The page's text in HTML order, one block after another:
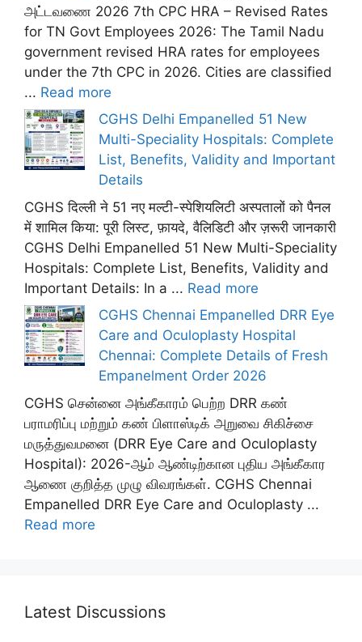
அட்டவணை 2026 7th CPC HRA – Revised Rates
for TN Govt Employees 2026: The Tamil Nadu
government revised HRA rates for employees
under the 7th CPC in 2026. Cities are classified
... Read more
CGHS Delhi Empanelled 51 New
Multi-Speciality Hospitals: Complete
List, Benefits, Validity and Important
Details
CGHS दिल्ली ने 51 नए मल्टी-स्पेशियलिटी अस्पतालों को पैनल
में शामिल किया: पूरी लिस्ट, फ़ायदे, वैलिडिटी और ज़रूरी जानकारी
CGHS Delhi Empanelled 51 New Multi-Speciality
Hospitals: Complete List, Benefits, Validity and
Important Details: In a ... Read more
CGHS Chennai Empanelled DRR Eye
Care and Oculoplasty Hospital
Chennai: Complete Details of Fresh
Empanelment Order 2026
CGHS சென்னை அங்கீகாரம் பெற்ற DRR கண்
பராமரிப்பு மற்றும் கண் பிளாஸ்டிக் அறுவை சிகிச்சை
மருத்துவமனை (DRR Eye Care and Oculoplasty
Hospital): 2026-ஆம் ஆண்டிற்கான புதிய அங்கீகார
ஆணை குறித்த முழு விவரங்கள். CGHS Chennai
Empanelled DRR Eye Care and Oculoplasty ...
Read more
Latest Discussions